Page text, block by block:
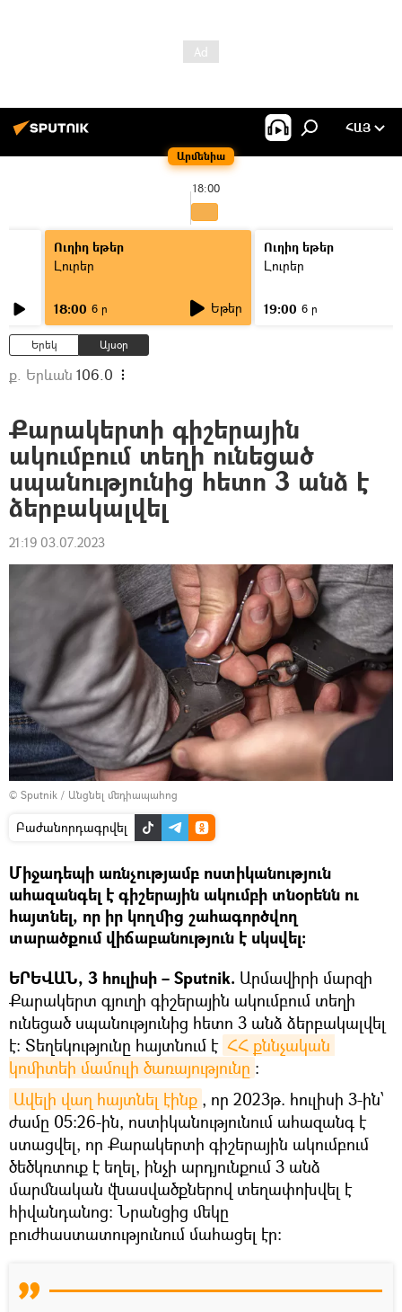
Արմենիա
ՀԱՅ
18:00
Ուղիղ եթեր
Լուրեր
18:00 6 ր Եթեր
Ուղիղ եթեր
Լուրեր
19:00 6 ր
Երեկ Այսօր
ք. Երևան 106.0
Քարակերտի գիշերային
ակումբում տեղի ունեցած
սպանությունից հետո 3 անձ է
ձերբակալվել
21:19 03.07.2023
© Sputnik / Անցնել մեդիապահոց
Բաժանորդագրվել
Միջադեպի առնչությամբ ոստիկանություն
ահազանգել է գիշերային ակումբի տնօրենն ու
հայտնել, որ իր կողմից շահագործվող
տարածքում վիճաբանություն է սկսվել։
ԵՐԵՎԱՆ, 3 հուլիսի – Sputnik. Արմավիրի մարզի
Քարակերտ գյուղի գիշերային ակումբում տեղի
ունեցած սպանությունից հետո 3 անձ ձերբակալվել
է։ Տեղեկությունը հայտնում է ՀՀ քննչական
կոմիտեի մամուլի ծառայությունը ։
Ավելի վաղ հայտնել էինք , որ 2023թ. հուլիսի 3-ին՝
ժամը 05:26-ին, ոստիկանությունում ահազանգ է
ստացվել, որ Քարակերտի գիշերային ակումբում
ծեծկռտուք է եղել, ինչի արդյունքում 3 անձ
մարմնական վնասվածքներով տեղափոխվել է
հիվանդանոց։ Նրանցից մեկը
բուժհաստատությունում մահացել էր։